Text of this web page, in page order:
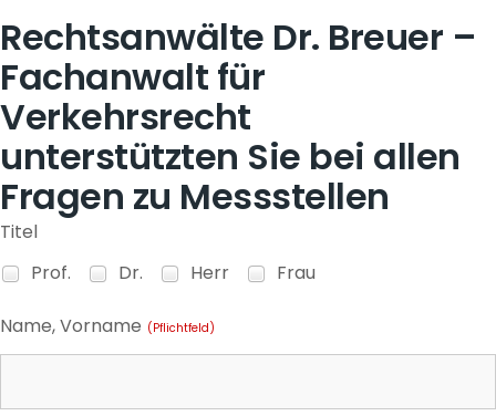
Rechtsanwälte Dr. Breuer –
Fachanwalt für
Verkehrsrecht
unterstützten Sie bei allen
Fragen zu Messstellen
Titel
Prof.
Dr. Herr Frau
Name, Vorname (Pflichtfeld)